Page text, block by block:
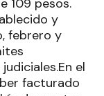
109 pesos.
y
febrero y
el
facturado